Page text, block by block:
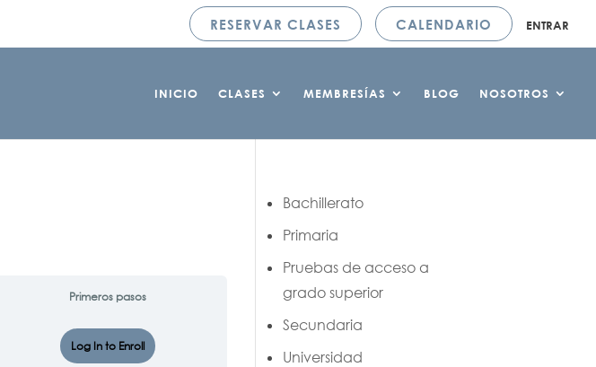
RESERVAR CLASES CALENDARIO ENTRAR
INICIO CLASES MEMBRESÍAS BLOG NOSOTROS
Primeros pasos
Log In to Enroll
Bachillerato
Primaria
Pruebas de acceso a
grado superior
Secundaria
Universidad